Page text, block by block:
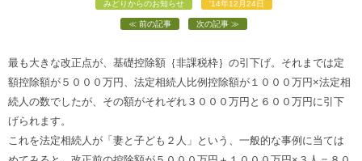
みどりからのお知らせ '14年12月24日
前の記事 次の記事
最も大きな改正点が、基礎控除額｛非課税枠｝の引下げ。それまでは定
額控除額が５０００万円、法定相続人比例控除額が１０００万円×法定相
続人の数でしたが、その額がそれぞれ３０００万円と６００万円に引下
げられます。
これを法定相続人が「妻と子ども２人」という、一般的な事例に当ては